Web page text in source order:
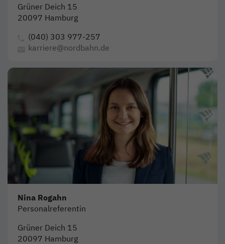
Grüner Deich 15
20097 Hamburg
(040) 303 977-257
karriere@nordbahn.de
Nina Rogahn
Personalreferentin
Grüner Deich 15
20097 Hamburg